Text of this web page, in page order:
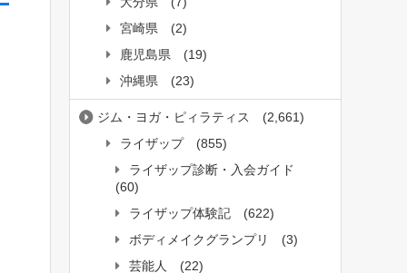
宮崎県
(2)
鹿児島県
(19)
沖縄県
(23)
ジム・ヨガ・ピィラティス
(2,661)
ライザップ
(855)
ライザップ診断・入会ガイド
(60)
ライザップ体験記
(622)
ボディメイクグランプリ
(3)
芸能人
(22)